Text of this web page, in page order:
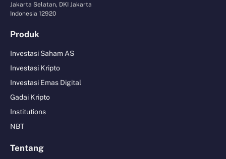
Jakarta Selatan, DKI Jakarta
Indonesia 12920
Produk
Investasi Saham AS
Investasi Kripto
Investasi Emas Digital
Gadai Kripto
Institutions
NBT
Tentang